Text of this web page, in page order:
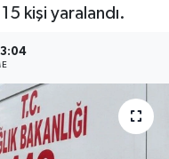
kişi yaralandı.